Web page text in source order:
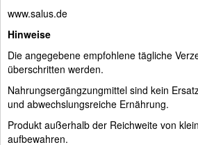
www.salus.de
Hinweise
Die angegebene empfohlene tägliche
überschritten werden.
Nahrungsergängzungmittel sind kein
und abwechslungsreiche Ernährung.
Produkt außerhalb der Reichweite von
aufbewahren.